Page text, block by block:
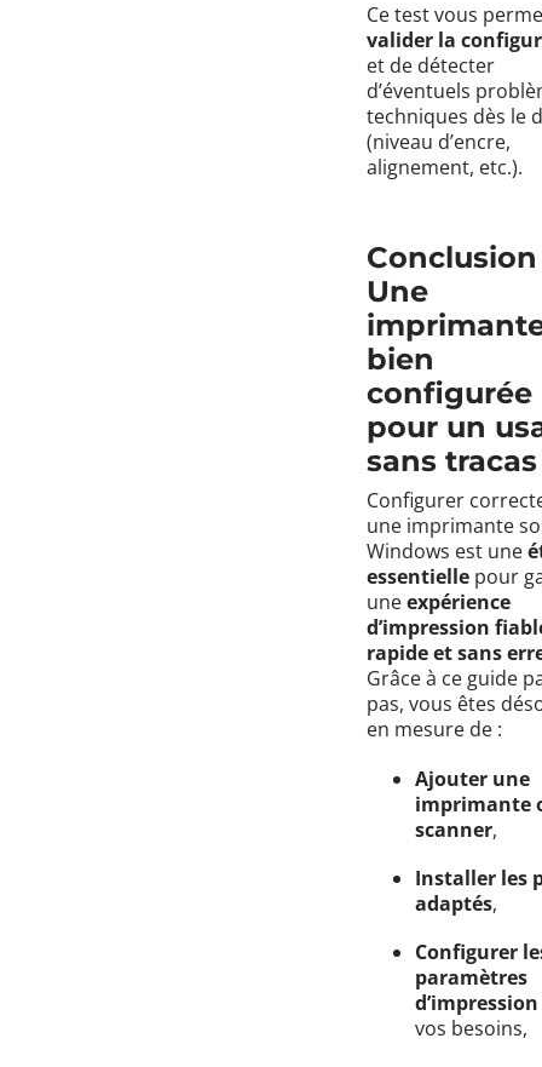
Ce test vous
valider la
et de détecter
d’éventuels
techniques dès le
(niveau d’encre,
alignement, etc.).
Conclusion
Une
bien
configurée
pour un
sans tracas
Configurer
une imprimante
Windows est une
essentielle pour
uneexpérience
d’impression
rapide et sans
Grâce à ce guide
pas, vous êtes
en mesure de :
Ajouter une
imprimante
scanner,
Installer les
adaptés,
Configurer
paramètres
d’impression
vos besoins,